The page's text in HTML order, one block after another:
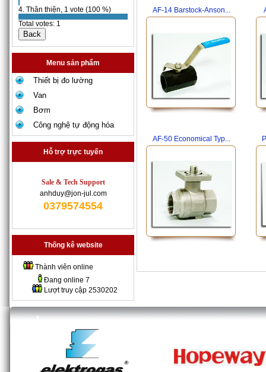
4. Thân thiện, 1 vote (100 %)
Total votes: 1
Menu sản phẩm
Thiết bị đo lường
Van
Bơm
Công nghệ tự động hóa
Hỗ trợ trực tuyến
Sale & Tech Support
anhduy@jon-jul.com
0379574554
Thống kê website
Thành viên online
Đang online 7
Lượt truy cập 2530202
AF-14 Barstock-Anson...
AF-50 Economical Typ...